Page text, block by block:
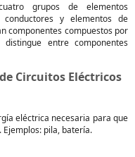
grupos de elementos
conductores y elementos de
componentes compuestos por
entre componentes
Circuitos Eléctricos
eléctrica necesaria para que
pila, batería.